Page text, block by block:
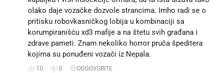
olako daje vozačke dozvole strancima. Imho radi se o
pritisku robovkasničkog lobija u kombinaciji sa
korumpiranišću xd3 mafije a na štetu svih građana i
zdrave pameti. Znam nekoliko horror pruča špeditera
kojima su ponuđeni vozači iz Nepala.
10 0 ODGOVORITE